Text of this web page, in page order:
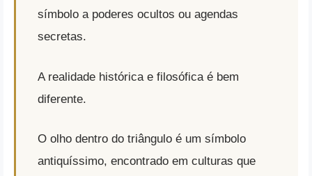
símbolo a poderes ocultos ou agendas
secretas.
A realidade histórica e filosófica é bem
diferente.
O olho dentro do triângulo é um símbolo
antiquíssimo, encontrado em culturas que